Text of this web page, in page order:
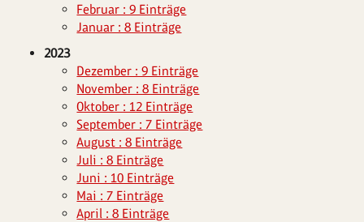
Februar : 9 Einträge
Januar : 8 Einträge
2023
Dezember : 9 Einträge
November : 8 Einträge
Oktober : 12 Einträge
September : 7 Einträge
August : 8 Einträge
Juli : 8 Einträge
Juni : 10 Einträge
Mai : 7 Einträge
April : 8 Einträge